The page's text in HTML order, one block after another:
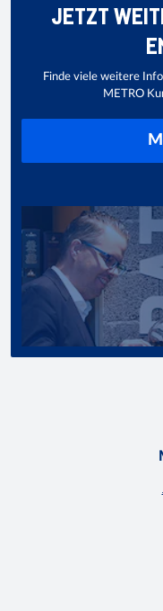
JETZT
Finde viele weitere
METRO